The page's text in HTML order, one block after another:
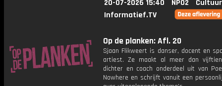
20-07-2026 15:40 NPO2
Informatief.TV
Op de planken: Afl. 20
Sjaan Flikweert is danser, docent en
artiest. Ze maakt al meer dan
dichter en coach onderdeel uit van
Nowhere en schrijft vanuit een